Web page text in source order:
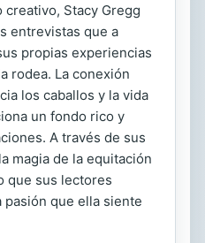
creativo, Stacy Gregg
entrevistas que a
propias experiencias
rodea. La conexión
los caballos y la vida
un fondo rico y
A través de sus
magia de la equitación
que sus lectores
pasión que ella siente